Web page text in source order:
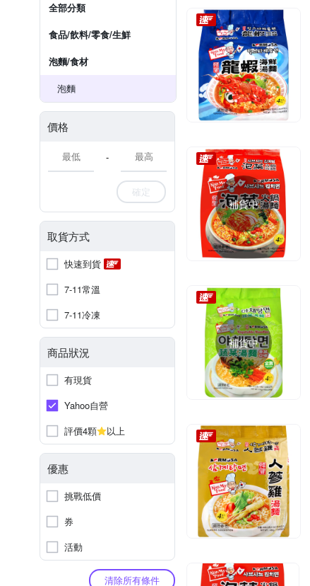
全部分類
食品/飲料/零食/生鮮
泡麵/食材
泡麵
價格
-
確定
取貨方式
快速到貨
7-11常溫
7-11冷凍
商品狀況
有現貨
Yahoo自營
評價4顆
以上
優惠
挑戰低價
券
活動
清除所有條件
補貨中
補貨中